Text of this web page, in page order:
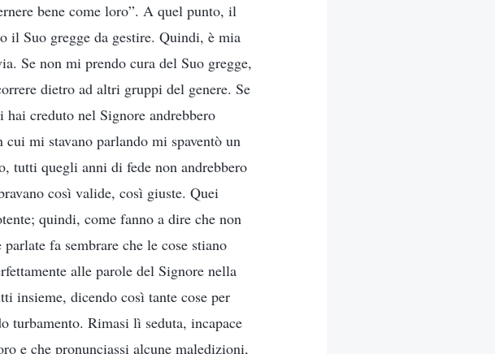
bene come loro”. A quel punto, il
il Suo gregge da gestire. Quindi, è mia
Se non mi prendo cura del Suo gregge,
dietro ad altri gruppi del genere. Se
creduto nel Signore andrebbero
mi stavano parlando mi spaventò un
tutti quegli anni di fede non andrebbero
così valide, così giuste. Quei
quindi, come fanno a dire che non
fa sembrare che le cose stiano
alle parole del Signore nella
insieme, dicendo così tante cose per
turbamento. Rimasi lì seduta, incapace
e che pronunciassi alcune maledizioni,